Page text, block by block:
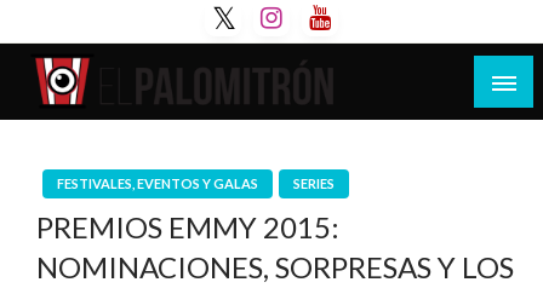
al
contenido
Tu espacio de la industria de cine española y
FESTIVALES, EVENTOS Y GALAS SERIES
PREMIOS EMMY 2015:
NOMINACIONES, SORPRESAS Y LOS